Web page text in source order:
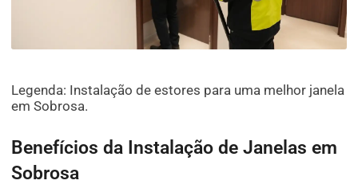
Legenda: Instalação de estores para uma melhor janela
em Sobrosa.
Benefícios da Instalação de Janelas em
Sobrosa